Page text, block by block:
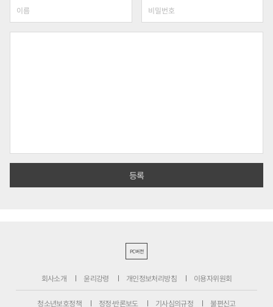
PC버전
회사소개 윤리강령 개인정보처리방침 이용자위원회
청소년보호정책 정정·반론보도 기사심의규정 불편신고